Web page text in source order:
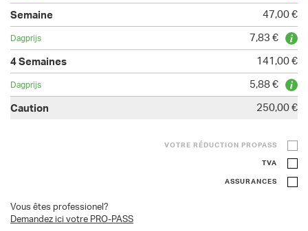
47,00 €
7,83 €
141,00 €
5,88 €
250,00 €
VOTRE RÉDUCTION PROPASS
TVA
ASSURANCES
Vous êtes professionel?
Demandez ici votre PRO-PASS